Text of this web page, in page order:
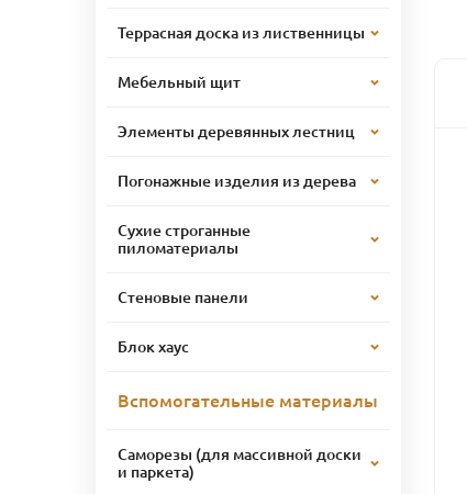
Террасная доска из лиственницы
Мебельный щит
Элементы деревянных лестниц
Погонажные изделия из дерева
Сухие строганные
пиломатериалы
Стеновые панели
Блок хаус
Вспомогательные материалы
Саморезы (для массивной доски
и паркета)